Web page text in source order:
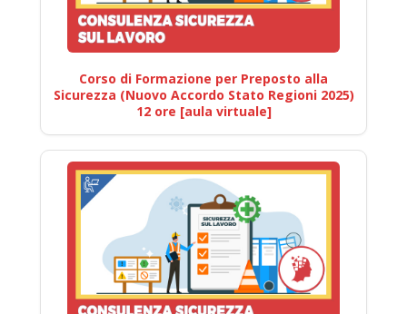
Corso di Formazione per Preposto alla
Sicurezza (Nuovo Accordo Stato Regioni 2025)
12 ore [aula virtuale]